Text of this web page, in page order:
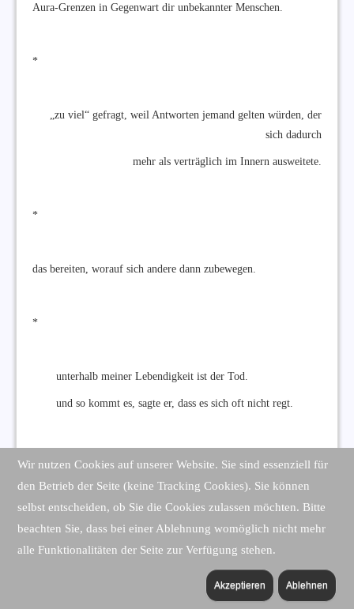
Aura-Grenzen in Gegenwart dir unbekannter Menschen.
*
„zu viel“ gefragt, weil Antworten jemand gelten würden, der
sich dadurch
mehr als verträglich im Innern ausweitete.
*
das bereiten, worauf sich andere dann zubewegen.
*
unterhalb meiner Lebendigkeit ist der Tod.
und so kommt es, sagte er, dass es sich oft nicht regt.
so wenig Vorsicht
so wenig liebende Umsicht
Wir nutzen Cookies auf unserer Website. Sie sind essenziell für
den Betrieb der Seite (keine Tracking Cookies). Sie können
selbst entscheiden, ob Sie die Cookies zulassen möchten. Bitte
beachten Sie, dass bei einer Ablehnung womöglich nicht mehr
alle Funktionalitäten der Seite zur Verfügung stehen.
Akzeptieren Ablehnen